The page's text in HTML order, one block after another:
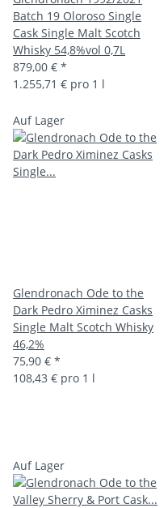
Batch 19 Oloroso Single
Cask Single Malt Scotch
Whisky 54,8%vol 0,7L
879,00 € *
1.255,71 € pro 1 l
Auf Lager
Glendronach Ode to the
Dark Pedro Ximinez Casks
Single Malt Scotch Whisky
46,2%
75,90 € *
108,43 € pro 1 l
Auf Lager